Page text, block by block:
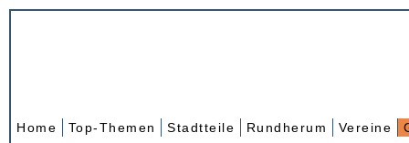
Home Top-Themen Stadtteile Rundherum Vereine